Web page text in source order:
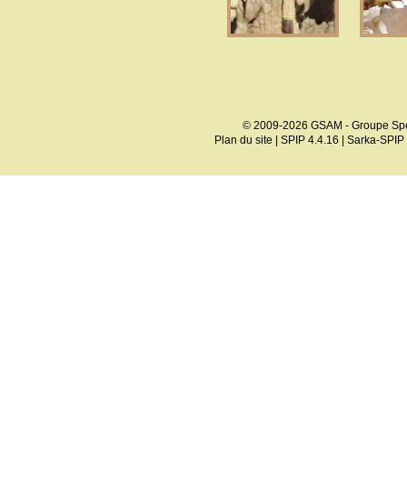
© 2009-2026 GSAM - Groupe
Plan du site | SPIP 4.4.16 | Sarka-SPIP